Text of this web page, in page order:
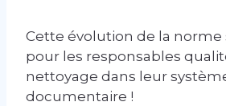
Cette évolution de la norme
pour les responsables
nettoyage dans leur
documentaire !